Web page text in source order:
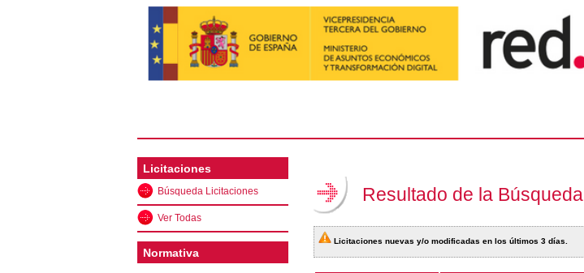
Licitaciones
Búsqueda Licitaciones
Ver Todas
Normativa
Resultado de la Búsqueda
Licitaciones nuevas y/o modificadas en los últimos 3 días.